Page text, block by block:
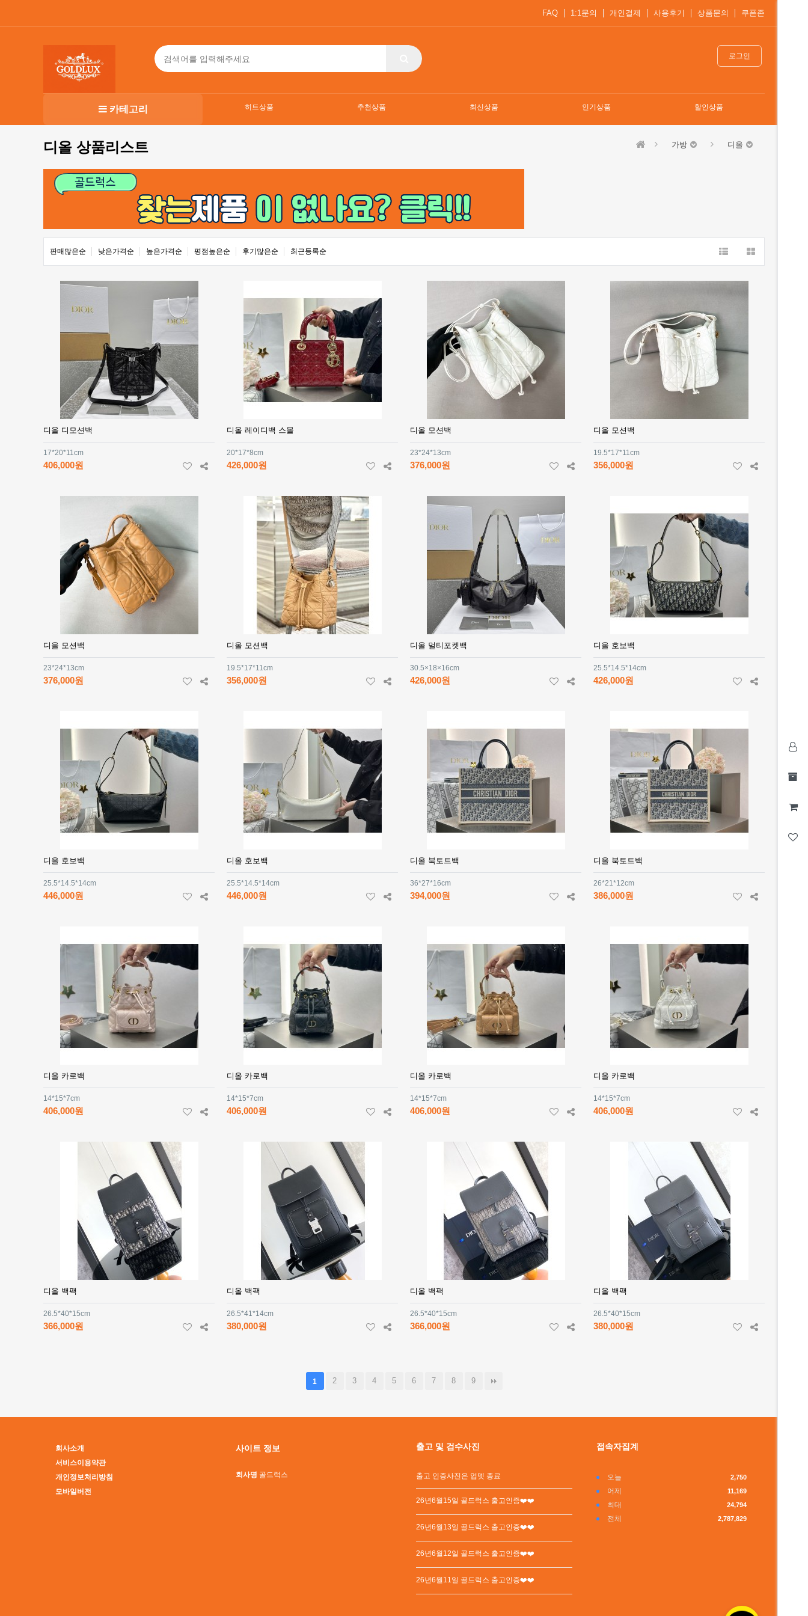
FAQ 1:1문의 개인결제 사용후기 상품문의 쿠폰존
로그인
카테고리 히트상품 추천상품 최신상품 인기상품 할인상품
디올 상품리스트 가방 디올
판매많은순 낮은가격순 높은가격순 평점높은순 후기많은순 최근등록순
디올 디모션백
17*20*11cm
406,000원
디올 레이디백 스몰
20*17*8cm
426,000원
디올 모션백
23*24*13cm
376,000원
디올 모션백
19.5*17*11cm
356,000원
디올 모션백
23*24*13cm
376,000원
디올 모션백
19.5*17*11cm
356,000원
디올 멀티포켓백
30.5×18×16cm
426,000원
디올 호보백
25.5*14.5*14cm
426,000원
디올 호보백
25.5*14.5*14cm
446,000원
디올 호보백
25.5*14.5*14cm
446,000원
디올 북토트백
36*27*16cm
394,000원
디올 북토트백
26*21*12cm
386,000원
디올 카로백
14*15*7cm
406,000원
디올 카로백
14*15*7cm
406,000원
디올 카로백
14*15*7cm
406,000원
디올 카로백
14*15*7cm
406,000원
디올 백팩
26.5*40*15cm
366,000원
디올 백팩
26.5*41*14cm
380,000원
디올 백팩
26.5*40*15cm
366,000원
디올 백팩
26.5*40*15cm
380,000원
1 2 3 4 5 6 7 8 9
회사소개
서비스이용약관
개인정보처리방침
모바일버전
사이트 정보
회사명 골드럭스
출고 및 검수사진
출고 인증사진은 업뎃 종료
26년6월15일 골드럭스 출고인증❤️❤️
26년6월13일 골드럭스 출고인증❤️❤️
26년6월12일 골드럭스 출고인증❤️❤️
26년6월11일 골드럭스 출고인증❤️❤️
접속자집계
오늘 2,750
어제 11,169
최대 24,794
전체 2,787,829